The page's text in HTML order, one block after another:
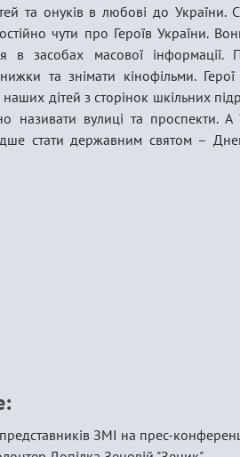
та онуків в любові до України.
чути про Героїв України.
в засобах масової
та знімати кінофільми. Герої
дітей з сторінок шкільних
називати вулиці та проспекти. А
стати державним святом –
ЗМІ на прес-